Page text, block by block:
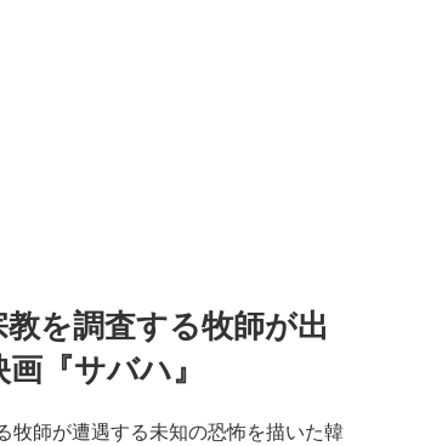
を調査する牧師が出
『サバハ』
牧師が遭遇する未知の恐怖を描いた韓